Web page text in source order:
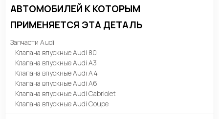
АВТОМОБИЛЕЙ К КОТОРЫМ
ПРИМЕНЯЕТСЯ ЭТА ДЕТАЛЬ
Запчасти Audi
Клапана впускные Audi 80
Клапана впускные Audi A3
Клапана впускные Audi A4
Клапана впускные Audi A6
Клапана впускные Audi Cabriolet
Клапана впускные Audi Coupe